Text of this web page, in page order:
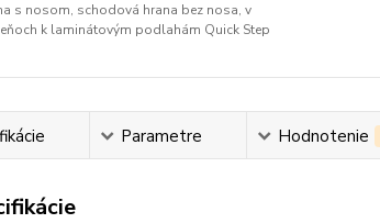
s nosom, schodová hrana bez nosa, v
k laminátovým podlahám Quick Step
Parametre Hodnotenie